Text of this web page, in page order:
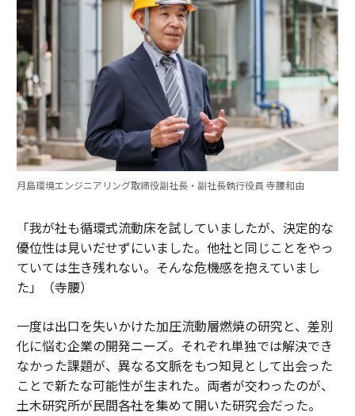
月島環境エンジニアリング取締役副社長・副社長執行役員 寺腰和由
「我が社も循環式流動床を試していましたが、決定的な
優位性は見いだせずにいました。他社と同じことをやっ
ていては生き残れない。そんな危機感を抱えていまし
た」（寺腰）
一度は出口を失いかけた加圧流動層燃焼の研究と、差別
化に悩む企業の開発ニーズ。それぞれ単独では解決でき
なかった課題が、異なる文脈をもつ知見として出会った
ことで新たな可能性が生まれた。両者が交わったのが、
土木研究所が民間各社を集めて開いた研究会だった。